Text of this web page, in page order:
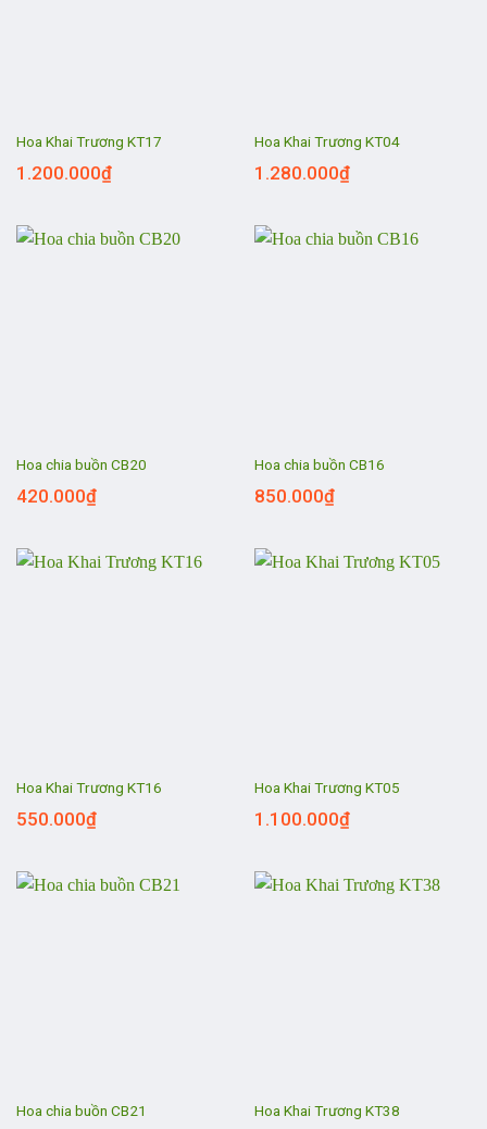
Hoa Khai Trương KT17
1.200.000₫
Hoa Khai Trương KT04
1.280.000₫
Hoa chia buồn CB20
420.000₫
Hoa chia buồn CB16
850.000₫
Hoa Khai Trương KT16
550.000₫
Hoa Khai Trương KT05
1.100.000₫
Hoa chia buồn CB21 Hoa Khai Trương KT38